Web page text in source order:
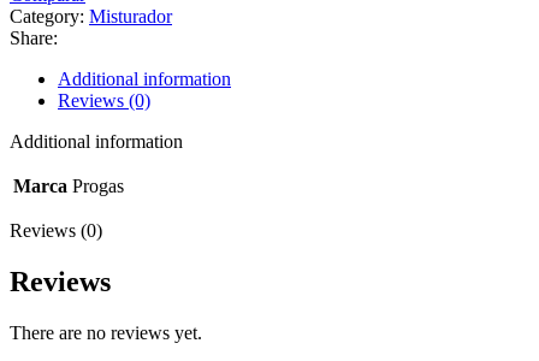
Category: Misturador
Share:
Additional information
Reviews (0)
Additional information
Marca Progas
Reviews (0)
Reviews
There are no reviews yet.